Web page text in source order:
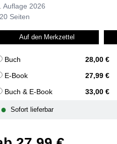
Auflage 2026
Seiten
Auf den Merkzettel
Buch 28,00 €
E-Book
27,99 €
Buch & E-Book
33,00 €
● Sofort lieferbar